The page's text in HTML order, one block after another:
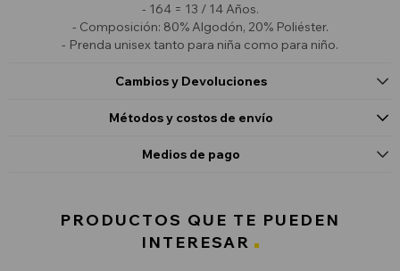
- 164 = 13 / 14 Años.
- Composición: 80% Algodón, 20% Poliéster.
- Prenda unisex tanto para niña como para niño.
Cambios y Devoluciones
Métodos y costos de envío
Medios de pago
PRODUCTOS QUE TE PUEDEN
INTERESAR